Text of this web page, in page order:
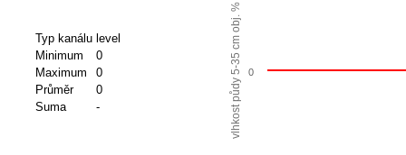
Typ kanálu level
Minimum
0
Maximum
0
Průměr
0
Suma
- vlhkost půdy 5-35 cm obj. % 0